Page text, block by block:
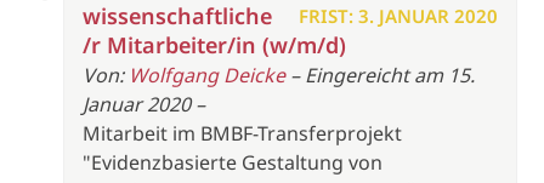
FRIST: 3. JANUAR 2020
wissenschaftliche
/r Mitarbeiter/in (w/m/d)
Von: Wolfgang Deicke– Eingereicht am 15.
Januar 2020 –
Mitarbeit im BMBF-Transferprojekt
"Evidenzbasierte Gestaltung von